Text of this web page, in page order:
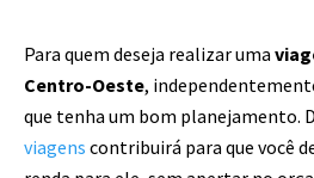
Para quem deseja realizar uma
Centro-Oeste,
que tenha um bom planejamento.
viagens contribuirá para que você